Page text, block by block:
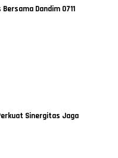
Dandim 0711
Sinergitas Jaga